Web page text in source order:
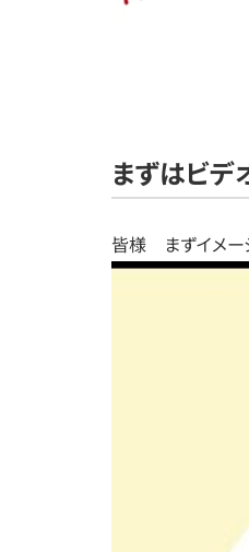
まずはビデ
皆様 まずイメー